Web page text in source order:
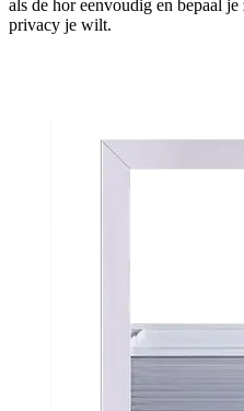
als de hor eenvoudig en bepaal
privacy je wilt.